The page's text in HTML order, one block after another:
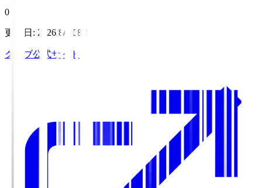
0
更新日 : 2026/8/7 08:11
クラブ公式サイト